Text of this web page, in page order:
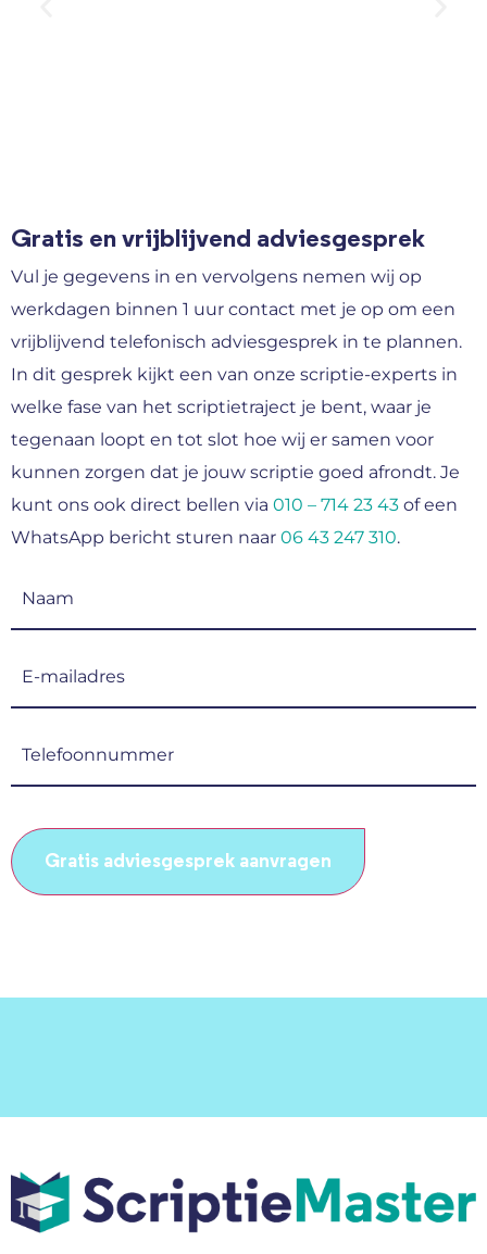
Gratis en vrijblijvend adviesgesprek
Vul je gegevens in en vervolgens nemen wij op
werkdagen binnen 1 uur contact met je op om een
vrijblijvend telefonisch adviesgesprek in te plannen.
In dit gesprek kijkt een van onze scriptie-experts in
welke fase van het scriptietraject je bent, waar je
tegenaan loopt en tot slot hoe wij er samen voor
kunnen zorgen dat je jouw scriptie goed afrondt. Je
kunt ons ook direct bellen via 010 – 714 23 43 of een
WhatsApp bericht sturen naar 06 43 247 310.